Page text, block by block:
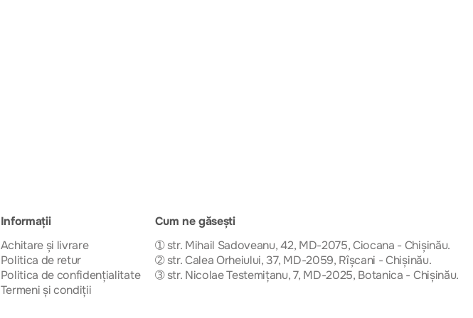
Informații
Achitare și livrare
Politica de retur
Politica de confidențialitate
Termeni și condiții
Cum ne găsești
➀ str. Mihail Sadoveanu, 42, MD-2075, Ciocana - Chișinău.
➁ str. Calea Orheiului, 37, MD-2059, Rîșcani - Chișinău.
➂ str. Nicolae Testemițanu, 7, MD-2025, Botanica - Chișinău.